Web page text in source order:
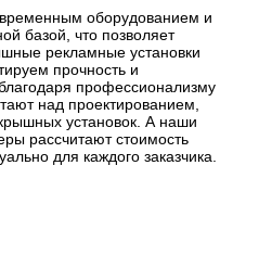
оборудованием и
базой, что позволяет
рекламные установки
прочность и
профессионализму
над проектированием,
установок. А наши
рассчитают стоимость
для каждого заказчика.